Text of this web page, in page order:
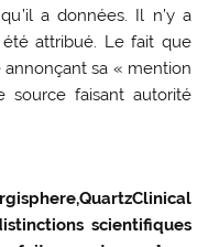
a données. Il n’y a
attribué. Le fait que
sa « mention
source faisant autorité
scientifiques